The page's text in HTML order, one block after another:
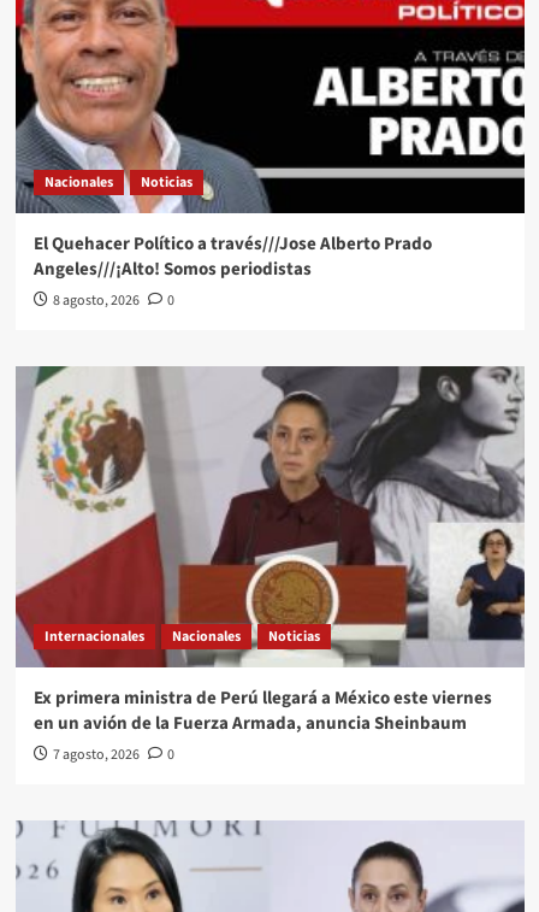
Nacionales Noticias
El Quehacer Político a través///Jose Alberto Prado
Angeles///¡Alto! Somos periodistas
8 agosto, 2026 0
Internacionales Nacionales Noticias
Ex primera ministra de Perú llegará a México este viernes
en un avión de la Fuerza Armada, anuncia Sheinbaum
7 agosto, 2026 0